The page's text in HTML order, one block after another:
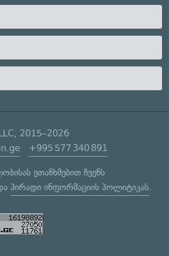
2015–2026
+995 577 340 891
ეთანხმებით ჩვენს
პირადი ინფორმაციის პოლიტიკას.